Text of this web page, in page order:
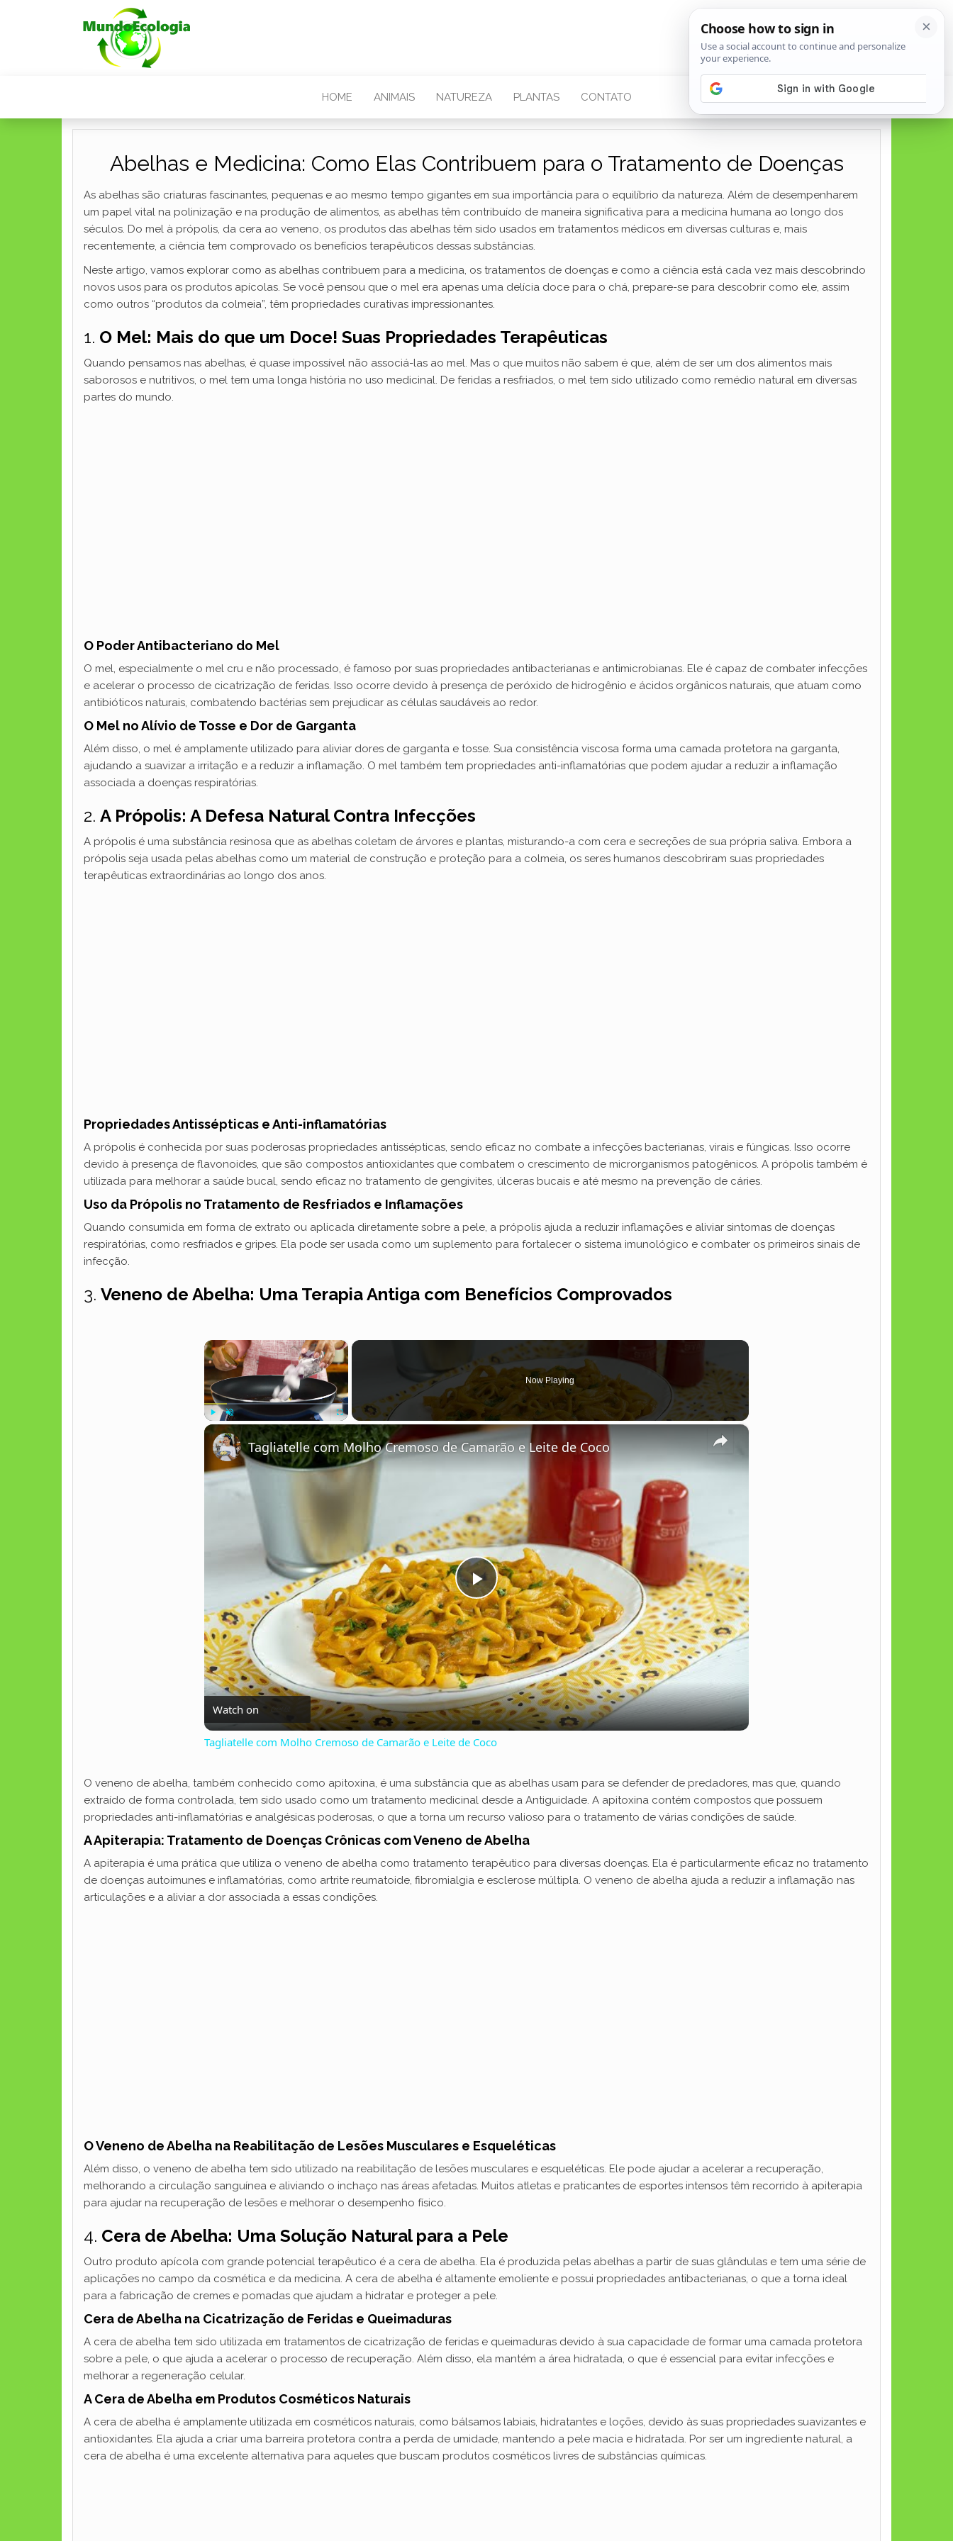
HOME ANIMAIS NATUREZA PLANTAS CONTATO
Abelhas e Medicina: Como Elas Contribuem para o Tratamento de Doenças
As abelhas são criaturas fascinantes, pequenas e ao mesmo tempo gigantes em sua importância para o equilíbrio da natureza. Além de desempenharem
um papel vital na polinização e na produção de alimentos, as abelhas têm contribuído de maneira significativa para a medicina humana ao longo dos
séculos. Do mel à própolis, da cera ao veneno, os produtos das abelhas têm sido usados em tratamentos médicos em diversas culturas e, mais
recentemente, a ciência tem comprovado os benefícios terapêuticos dessas substâncias.
Neste artigo, vamos explorar como as abelhas contribuem para a medicina, os tratamentos de doenças e como a ciência está cada vez mais descobrindo
novos usos para os produtos apícolas. Se você pensou que o mel era apenas uma delícia doce para o chá, prepare-se para descobrir como ele, assim
como outros “produtos da colmeia”, têm propriedades curativas impressionantes.
1. O Mel: Mais do que um Doce! Suas Propriedades Terapêuticas
Quando pensamos nas abelhas, é quase impossível não associá-las ao mel. Mas o que muitos não sabem é que, além de ser um dos alimentos mais
saborosos e nutritivos, o mel tem uma longa história no uso medicinal. De feridas a resfriados, o mel tem sido utilizado como remédio natural em diversas
partes do mundo.
O Poder Antibacteriano do Mel
O mel, especialmente o mel cru e não processado, é famoso por suas propriedades antibacterianas e antimicrobianas. Ele é capaz de combater infecções
e acelerar o processo de cicatrização de feridas. Isso ocorre devido à presença de peróxido de hidrogênio e ácidos orgânicos naturais, que atuam como
antibióticos naturais, combatendo bactérias sem prejudicar as células saudáveis ao redor.
O Mel no Alívio de Tosse e Dor de Garganta
Além disso, o mel é amplamente utilizado para aliviar dores de garganta e tosse. Sua consistência viscosa forma uma camada protetora na garganta,
ajudando a suavizar a irritação e a reduzir a inflamação. O mel também tem propriedades anti-inflamatórias que podem ajudar a reduzir a inflamação
associada a doenças respiratórias.
2. A Própolis: A Defesa Natural Contra Infecções
A própolis é uma substância resinosa que as abelhas coletam de árvores e plantas, misturando-a com cera e secreções de sua própria saliva. Embora a
própolis seja usada pelas abelhas como um material de construção e proteção para a colmeia, os seres humanos descobriram suas propriedades
terapêuticas extraordinárias ao longo dos anos.
Propriedades Antissépticas e Anti-inflamatórias
A própolis é conhecida por suas poderosas propriedades antissépticas, sendo eficaz no combate a infecções bacterianas, virais e fúngicas. Isso ocorre
devido à presença de flavonoides, que são compostos antioxidantes que combatem o crescimento de microrganismos patogênicos. A própolis também é
utilizada para melhorar a saúde bucal, sendo eficaz no tratamento de gengivites, úlceras bucais e até mesmo na prevenção de cáries.
Uso da Própolis no Tratamento de Resfriados e Inflamações
Quando consumida em forma de extrato ou aplicada diretamente sobre a pele, a própolis ajuda a reduzir inflamações e aliviar sintomas de doenças
respiratórias, como resfriados e gripes. Ela pode ser usada como um suplemento para fortalecer o sistema imunológico e combater os primeiros sinais de
infecção.
3. Veneno de Abelha: Uma Terapia Antiga com Benefícios Comprovados
×
Fullscreen
Now Playing
×
P
l
a
y
i
Tagliatelle com Molho Cremoso de Camarão e Leite de Coco
Watch on
Tagliatelle com Molho Cremoso de Camarão e Leite de Coco
O veneno de abelha, também conhecido como apitoxina, é uma substância que as abelhas usam para se defender de predadores, mas que, quando
extraído de forma controlada, tem sido usado como um tratamento medicinal desde a Antiguidade. A apitoxina contém compostos que possuem
propriedades anti-inflamatórias e analgésicas poderosas, o que a torna um recurso valioso para o tratamento de várias condições de saúde.
A Apiterapia: Tratamento de Doenças Crônicas com Veneno de Abelha
A apiterapia é uma prática que utiliza o veneno de abelha como tratamento terapêutico para diversas doenças. Ela é particularmente eficaz no tratamento
de doenças autoimunes e inflamatórias, como artrite reumatoide, fibromialgia e esclerose múltipla. O veneno de abelha ajuda a reduzir a inflamação nas
articulações e a aliviar a dor associada a essas condições.
O Veneno de Abelha na Reabilitação de Lesões Musculares e Esqueléticas
Além disso, o veneno de abelha tem sido utilizado na reabilitação de lesões musculares e esqueléticas. Ele pode ajudar a acelerar a recuperação,
melhorando a circulação sanguínea e aliviando o inchaço nas áreas afetadas. Muitos atletas e praticantes de esportes intensos têm recorrido à apiterapia
para ajudar na recuperação de lesões e melhorar o desempenho físico.
4. Cera de Abelha: Uma Solução Natural para a Pele
Outro produto apícola com grande potencial terapêutico é a cera de abelha. Ela é produzida pelas abelhas a partir de suas glândulas e tem uma série de
aplicações no campo da cosmética e da medicina. A cera de abelha é altamente emoliente e possui propriedades antibacterianas, o que a torna ideal
para a fabricação de cremes e pomadas que ajudam a hidratar e proteger a pele.
Cera de Abelha na Cicatrização de Feridas e Queimaduras
A cera de abelha tem sido utilizada em tratamentos de cicatrização de feridas e queimaduras devido à sua capacidade de formar uma camada protetora
sobre a pele, o que ajuda a acelerar o processo de recuperação. Além disso, ela mantém a área hidratada, o que é essencial para evitar infecções e
melhorar a regeneração celular.
A Cera de Abelha em Produtos Cosméticos Naturais
A cera de abelha é amplamente utilizada em cosméticos naturais, como bálsamos labiais, hidratantes e loções, devido às suas propriedades suavizantes e
antioxidantes. Ela ajuda a criar uma barreira protetora contra a perda de umidade, mantendo a pele macia e hidratada. Por ser um ingrediente natural, a
cera de abelha é uma excelente alternativa para aqueles que buscam produtos cosméticos livres de substâncias químicas.